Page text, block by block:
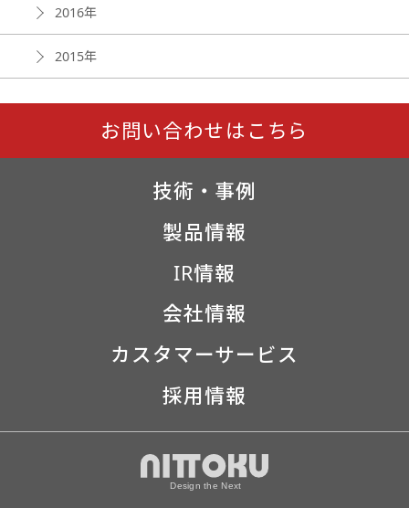
2016年
2015年
お問い合わせはこちら
技術・事例
製品情報
IR情報
会社情報
カスタマーサービス
採用情報